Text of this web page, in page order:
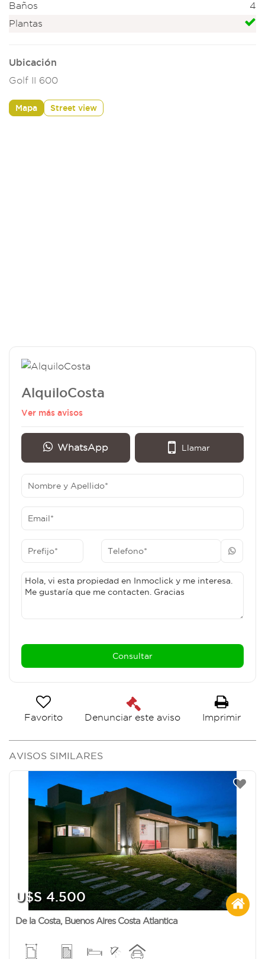
Baños
4
Plantas
Ubicación
Golf II 600
Mapa Street view
AlquiloCosta
Ver más avisos
WhatsApp Llamar
Favorito Denunciar este aviso Imprimir
AVISOS SIMILARES
U$S 4.500
De la Costa, Buenos Aires Costa Atlantica